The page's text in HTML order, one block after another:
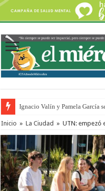
Ignacio Valín y Pamela García
Inicio » La Ciudad » UTN: empezó